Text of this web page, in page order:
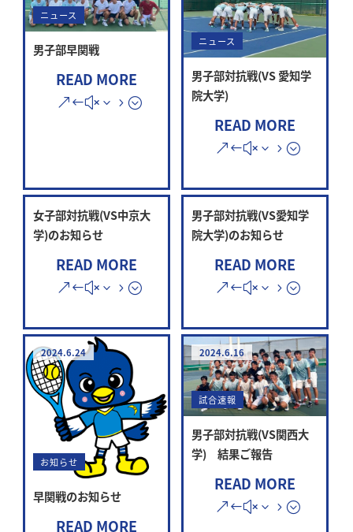
ニュース
男子部早関戦
READ MORE
ニュース
男子部対抗戦(VS 愛知学
院大学)
READ MORE
女子部対抗戦(VS中京大
学)のお知らせ
READ MORE
男子部対抗戦(VS愛知学
院大学)のお知らせ
READ MORE
2024.6.24
お知らせ
早関戦のお知らせ
READ MORE
2024.6.16
試合速報
男子部対抗戦(VS関西大
学) 結果ご報告
READ MORE